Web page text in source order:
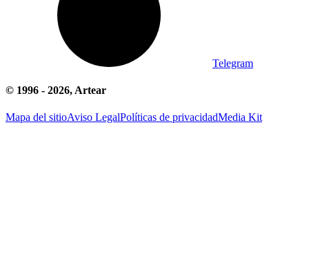
Telegram
© 1996 - 2026, Artear
Mapa del sitioAviso LegalPolíticas de privacidadMedia Kit